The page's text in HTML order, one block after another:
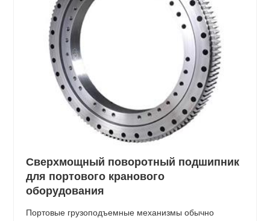
Сверхмощный поворотный подшипник
для портового кранового
оборудования
Портовые грузоподъемные механизмы обычно